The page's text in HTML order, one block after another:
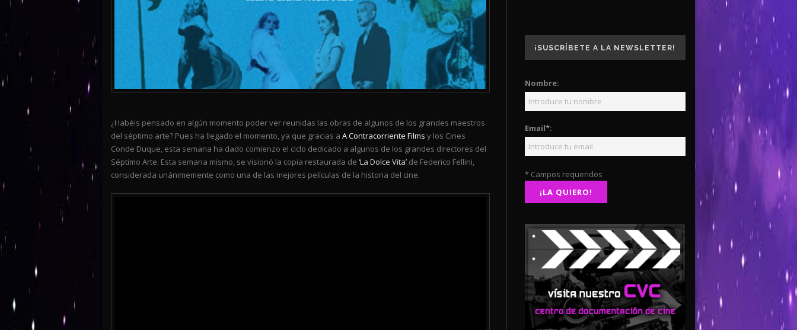
¿Habéis pensado en algún momento poder ver reunidas las obras de algunos de los grandes maestros
del séptimo arte? Pues ha llegado el momento, ya que gracias a A Contracorriente Films y los Cines
Conde Duque, esta semana ha dado comienzo el ciclo dedicado a algunos de los grandes directores del
Séptimo Arte. Esta semana mismo, se visionó la copia restaurada de ‘La Dolce Vita’ de Federico Fellini,
considerada unánimemente como una de las mejores películas de la historia del cine.
¡SUSCRÍBETE A LA NEWSLETTER!
Nombre:
Email*:
* Campos requeridos